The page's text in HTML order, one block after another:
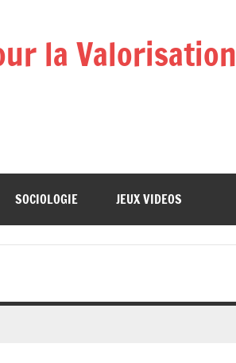
la
SOCIOLOGIE JEUX VIDEOS